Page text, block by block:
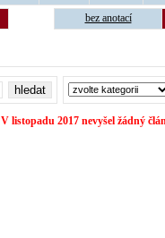
bez anotací
V listopadu 2017 nevyšel žádný